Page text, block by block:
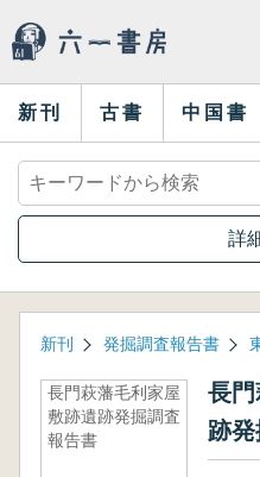
新刊 古書 中国書
詳
新刊 発掘調査報告書
長門萩藩毛利家屋
敷跡遺跡発掘調査
報告書
長
跡